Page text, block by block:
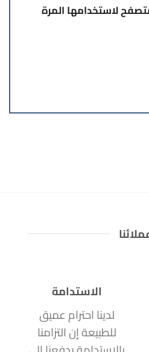
لاستخدامها المرة
الاستدامة
لدينا احترام عميق
للطبيعة إن التزامنا